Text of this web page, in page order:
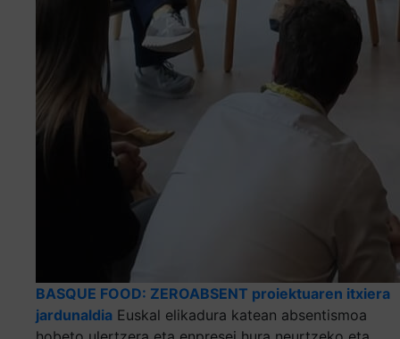
BASQUE FOOD: ZEROABSENT proiektuaren itxiera
jardunaldia Euskal elikadura katean absentismoa